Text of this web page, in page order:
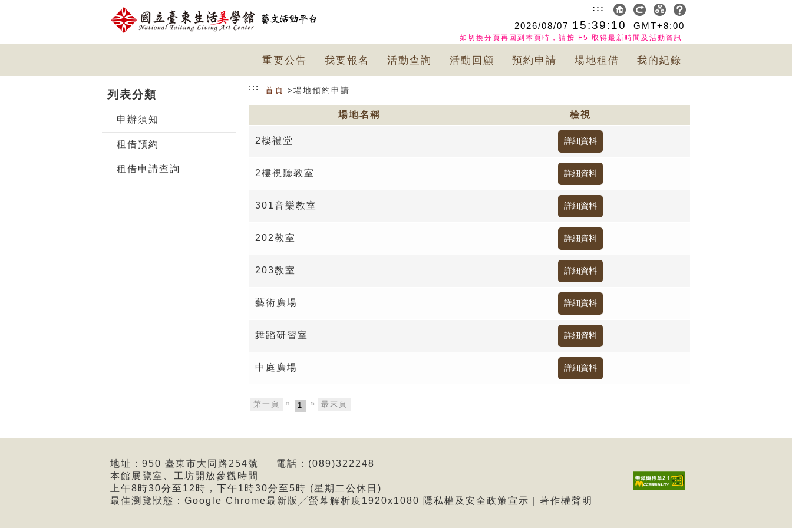
前往首頁
:::
2026/08/07 15:39:10 GMT+8:00
如切換分頁再回到本頁時，請按 F5 取得最新時間及活動資訊
重要公告 我要報名 活動查詢 活動回顧 預約申請 場地租借 我的紀錄
列表分類
申辦須知
租借預約
租借申請查詢
::: 首頁 >場地預約申請
場地名稱 檢視
2樓禮堂
2樓視聽教室
301音樂教室
202教室
203教室
藝術廣場
舞蹈研習室
中庭廣場
第一頁 « 1 » 最末頁
地址：950 臺東市大同路254號 電話：(089)322248
本館展覽室、工坊開放參觀時間
上午8時30分至12時，下午1時30分至5時 (星期二公休日)
最佳瀏覽狀態：Google Chrome最新版╱螢幕解析度1920x1080 隱私權及安全政策宣示 著作權聲明